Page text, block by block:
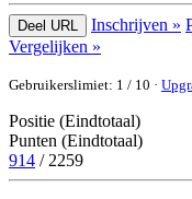
Deel URL Inschrijven »
Vergelijken »
Gebruikerslimiet: 1 / 10 ·
Positie (Eindtotaal)
Punten (Eindtotaal)
914 / 2259